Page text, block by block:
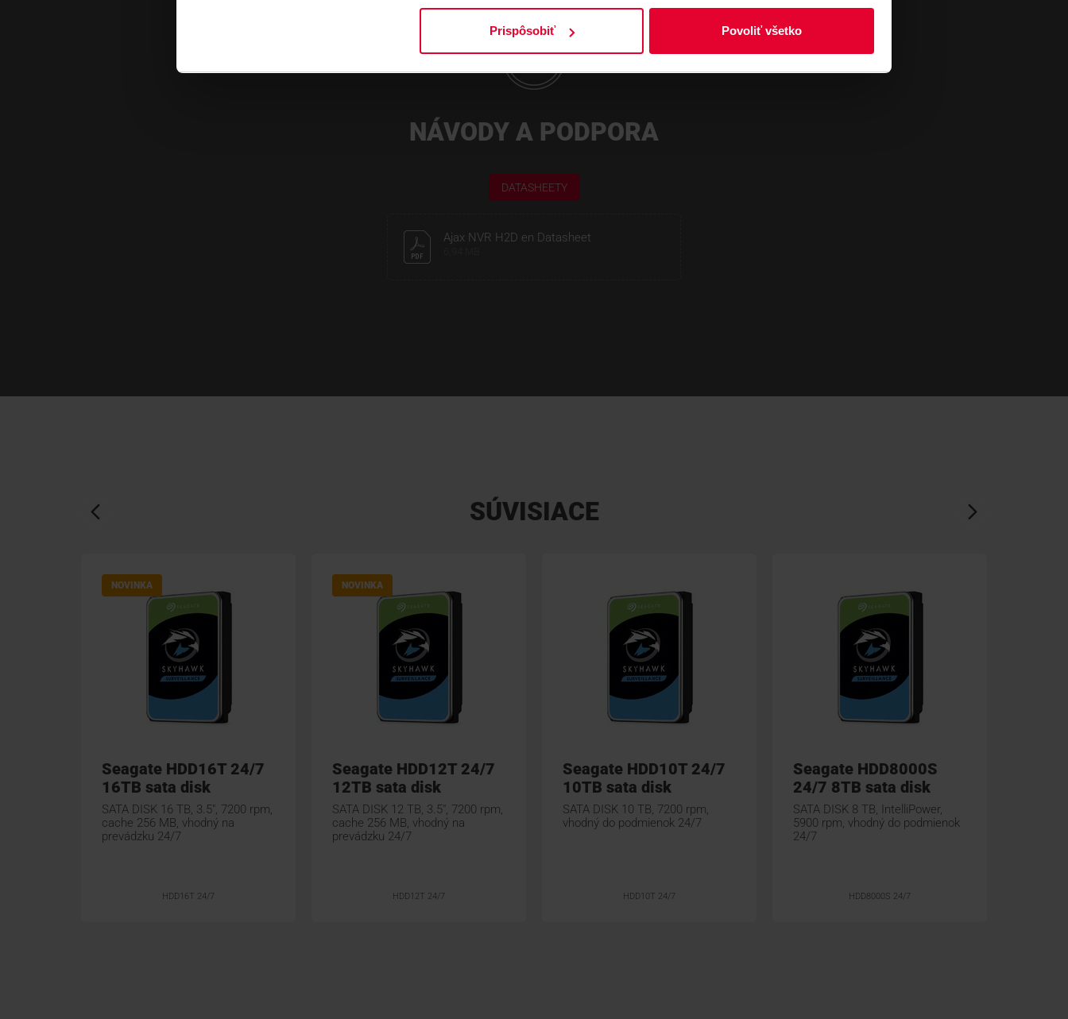
Prispôsobiť Povoliť všetko
NÁVODY A PODPORA
DATASHEETY
Ajax NVR H2D en Datasheet
SÚVISIACE
NOVINKA
Seagate HDD16T 24/7
16TB sata disk
SATA DISK 16 TB, 3.5", 7200 rpm,
cache 256 MB, vhodný na
prevádzku 24/7
HDD16T 24/7
NOVINKA
Seagate HDD12T 24/7
12TB sata disk
SATA DISK 12 TB, 3.5", 7200 rpm,
cache 256 MB, vhodný na
prevádzku 24/7
HDD12T 24/7
Seagate HDD10T 24/7
10TB sata disk
SATA DISK 10 TB, 7200 rpm,
vhodný do podmienok 24/7
HDD10T 24/7
Seagate HDD8000S
24/7 8TB sata disk
SATA DISK 8 TB, IntelliPower,
5900 rpm, vhodný do podmienok
24/7
HDD8000S 24/7